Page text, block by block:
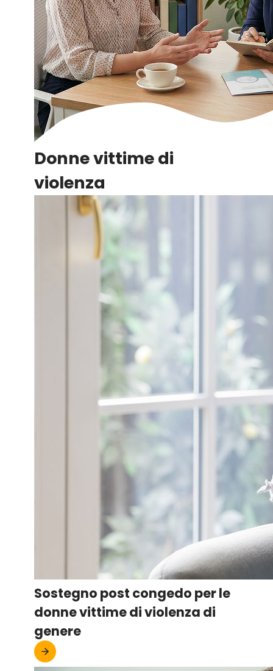
Donne vittime di
violenza
Sostegno post congedo per le
donne vittime di violenza di
genere